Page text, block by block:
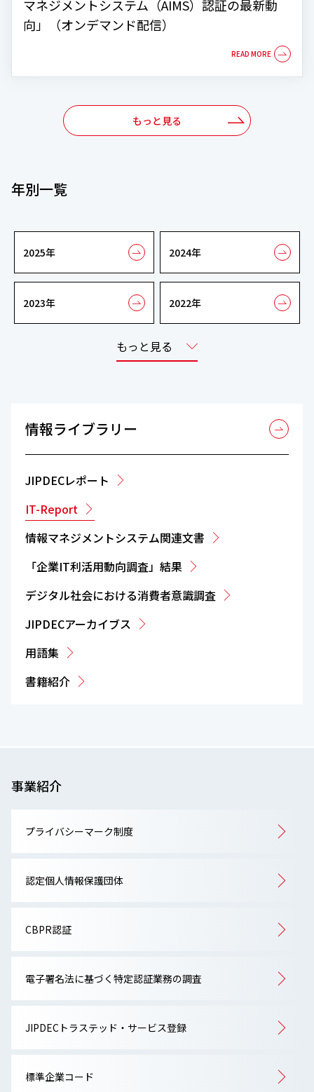
マネジメントシステム（AIMS）認証の最新動
向」（オンデマンド配信）
もっと見る
年別一覧
2025年 2024年
2023年 2022年
もっと見る
情報ライブラリー
JIPDECレポート
IT-Report
情報マネジメントシステム関連文書
「企業IT利活用動向調査」結果
デジタル社会における消費者意識調査
JIPDECアーカイブス
用語集
書籍紹介
事業紹介
プライバシーマーク制度
認定個人情報保護団体
CBPR認証
電子署名法に基づく特定認証業務の調査
JIPDECトラステッド・サービス登録
標準企業コード